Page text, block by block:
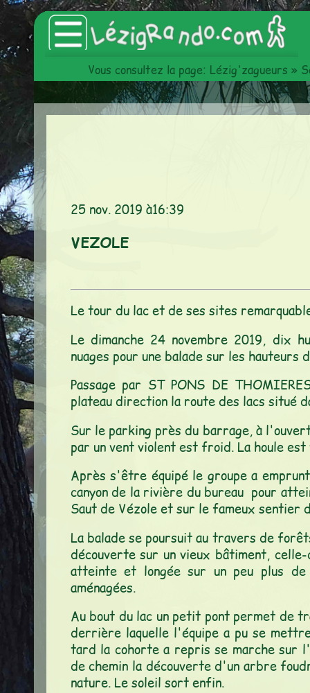
Accueil
Catalogue des articles
L'InterClub
Voyages
Infos pratiques
Contact
Vous consultez la page: Lézig'zagueurs »
25 nov. 2019 à16:39
VEZOLE
Le tour du lac et de ses sites
Le dimanche 24 novembre 2019, dix
nuages pour une balade sur les hauteurs
Passage par ST PONS DE
plateau direction la route des lacs situé
Sur le parking près du barrage, à
par un vent violent est froid. La houle
Après s'être équipé le groupe a
canyon de la rivière du bureau pour
Saut de Vézole et sur le fameux sentier
La balade se poursuit au travers de
découverte sur un vieux bâtiment,
atteinte et longée sur un peu plus
aménagées.
Au bout du lac un petit pont permet de
derrière laquelle l'équipe a pu se
tard la cohorte a repris se marche sur
de chemin la découverte d'un arbre
nature. Le soleil sort enfin.